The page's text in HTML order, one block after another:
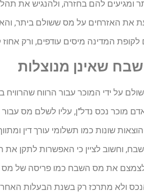
את האזרחים על מס ששולם ביתר,
לקופת המדינה מיסים עודפים, ורק
שאינן מנוצלות
על ידי המוכר עבור הרווח שהרוויח
מוכר נכס נדל"ן, עליו לשלם מס
שונות כמו תשלומי עורך דין
וחשוב לציין כי האפשרות לתקן
לצמצם את מס השבח כמו פריסה של מס
ולא מתרכז רק בשנת הבעלות